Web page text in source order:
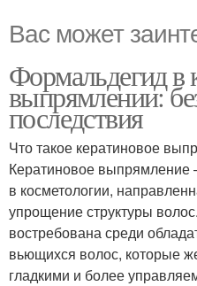
Вас может
Формальдегид в
выпрямлении:
последствия
Что такое кератиновое
Кератиновое выпрямление
в косметологии,
упрощение структуры
востребована среди
вьющихся волос, которые
гладкими и более